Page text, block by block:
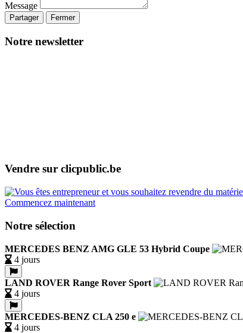
Message
Partager Fermer
Notre newsletter
Vendre sur clicpublic.be
Commencez maintenant
Notre sélection
MERCEDES BENZ AMG GLE 53 Hybrid Coupe
4 jours
LAND ROVER Range Rover Sport
4 jours
MERCEDES-BENZ CLA 250 e
4 jours